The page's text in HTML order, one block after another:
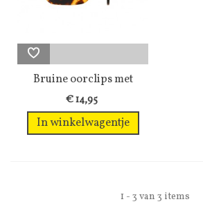
Bruine oorclips met
dieren print...
€ 14,95
In winkelwagentje
1 - 3 van 3 items